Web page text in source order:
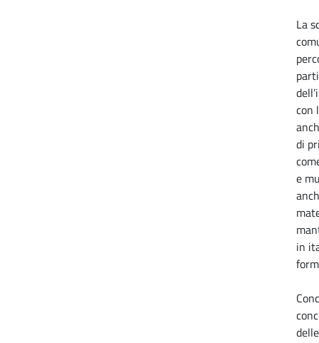
La
con
di
e
in